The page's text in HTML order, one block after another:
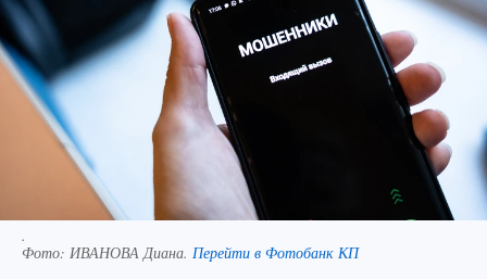
.
Фото: ИВАНОВА Диана. Перейти в Фотобанк КП